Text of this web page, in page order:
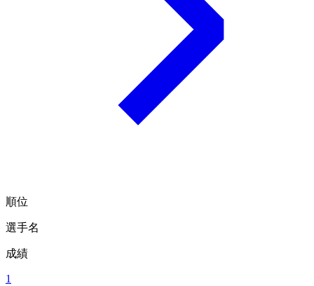
順位
選手名
成績
1